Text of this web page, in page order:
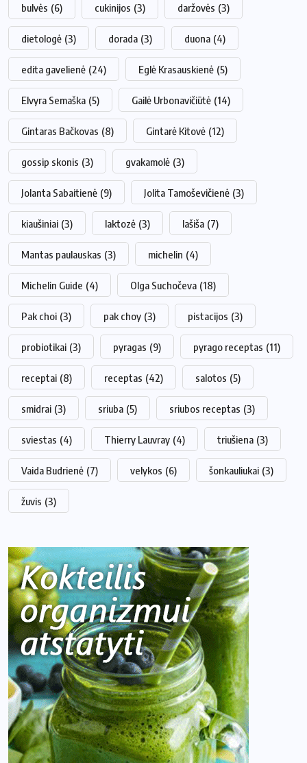
bulvės (6) cukinijos (3) daržovės (3)
dietologė (3) dorada (3) duona (4)
edita gavelienė (24) Eglė Krasauskienė (5)
Elvyra Semaška (5) Gailė Urbonavičiūtė (14)
Gintaras Bačkovas (8) Gintarė Kitovė (12)
gossip skonis (3) gvakamolė (3)
Jolanta Sabaitienė (9) Jolita Tamoševičienė (3)
kiaušiniai (3) laktozė (3) lašiša (7)
Mantas paulauskas (3) michelin (4)
Michelin Guide (4) Olga Suchočeva (18)
Pak choi (3) pak choy (3) pistacijos (3)
probiotikai (3) pyragas (9) pyrago receptas (11)
receptai (8) receptas (42) salotos (5)
smidrai (3) sriuba (5) sriubos receptas (3)
sviestas (4) Thierry Lauvray (4) triušiena (3)
Vaida Budrienė (7) velykos (6) šonkauliukai (3)
žuvis (3)